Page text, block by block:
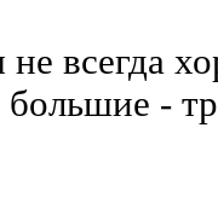
всегда
-